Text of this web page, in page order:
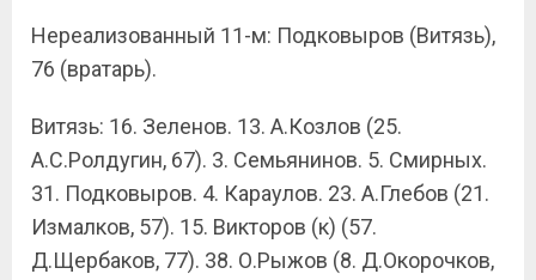
Нереализованный 11-м: Подковыров (Витязь),
76 (вратарь).
Витязь: 16. Зеленов. 13. А.Козлов (25.
А.С.Ролдугин, 67). 3. Семьянинов. 5. Смирных.
31. Подковыров. 4. Караулов. 23. А.Глебов (21.
Измалков, 57). 15. Викторов (к) (57.
Д.Щербаков, 77). 38. О.Рыжов (8. Д.Окорочков,